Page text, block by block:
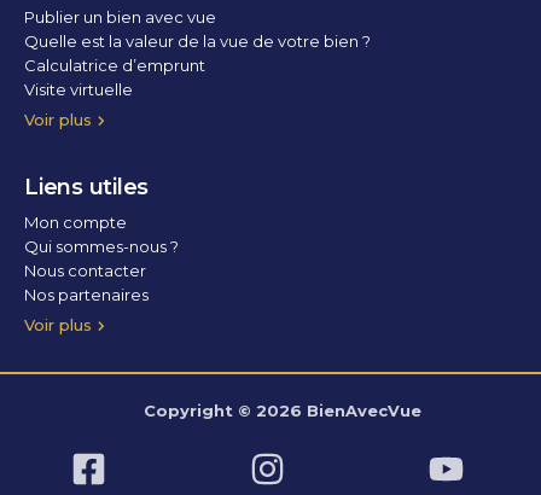
Voir plus
Publier un bien avec vue
Quelle est la valeur de la vue de votre bien ?
Calculatrice d’emprunt
Visite virtuelle
Home staging
Liens utiles
Voir plus
Mon compte
Qui sommes-nous ?
Nous contacter
Nos partenaires
Conditions Générales d’Utilisation
Politique de confidentialité
Politique des cookies
Copyright © 2026 BienAvecVue